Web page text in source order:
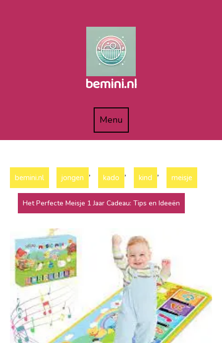
bemini.nl
MenuMenu
bemini.nl jongen , kado , kind , meisje
Het Perfecte Meisje 1 Jaar Cadeau: Tips en Ideeën